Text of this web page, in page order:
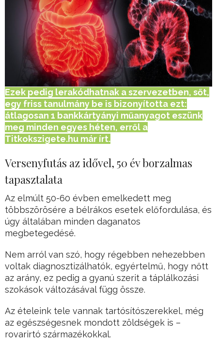
Ezek pedig lerakódhatnak a szervezetben, sőt,
egy friss tanulmány be is bizonyította ezt:
átlagosan 1 bankkártyányi műanyagot eszünk
meg minden egyes héten, erről a
Titkokszigete.hu már írt.
Versenyfutás az idővel, 50 év borzalmas
tapasztalata
Az elmúlt 50-60 évben emelkedett meg
többszörösére a bélrákos esetek előfordulása, és
úgy általában minden daganatos
megbetegedésé.
Nem arról van szó, hogy régebben nehezebben
voltak diagnosztizálhatók, egyértelmű, hogy nőtt
az arány, ez pedig a gyanú szerit a táplálkozási
szokások változásával függ össze.
Az ételeink tele vannak tartósítószerekkel, még
az egészségesnek mondott zöldségek is –
rovarirtó származékokkal.